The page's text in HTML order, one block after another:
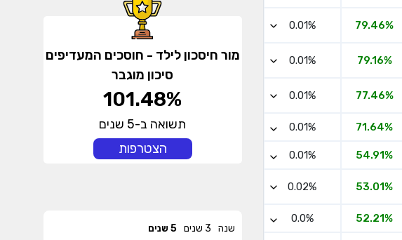
79.46%
0.01%
79.16%
0.01%
77.46%
0.01%
71.64%
0.01%
54.91%
0.01%
53.01%
0.02%
52.21%
0.0%
מור חיסכון לילד - חוסכים המעדיפים
סיכון מוגבר
101.48%
תשואה ב-5 שנים
הצטרפות
שנה 3 שנים 5 שנים